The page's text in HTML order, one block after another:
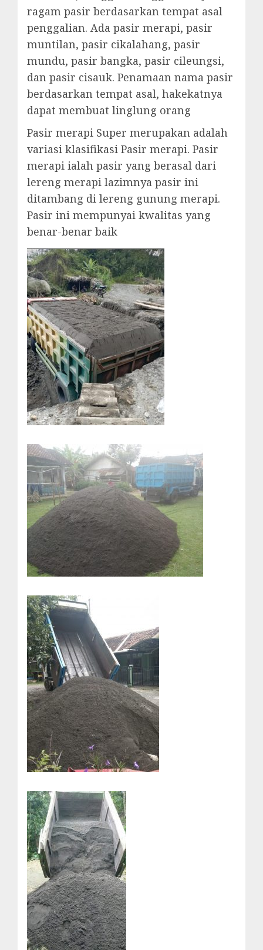
ragam pasir berdasarkan tempat asal
penggalian. Ada pasir merapi, pasir
muntilan, pasir cikalahang, pasir
mundu, pasir bangka, pasir cileungsi,
dan pasir cisauk. Penamaan nama pasir
berdasarkan tempat asal, hakekatnya
dapat membuat linglung orang
Pasir merapi Super merupakan adalah
variasi klasifikasi Pasir merapi. Pasir
merapi ialah pasir yang berasal dari
lereng merapi lazimnya pasir ini
ditambang di lereng gunung merapi.
Pasir ini mempunyai kwalitas yang
benar-benar baik